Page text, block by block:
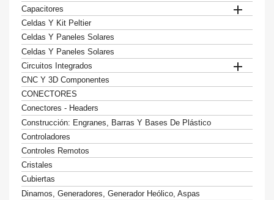
Capacitores

Celdas Y Kit Peltier
Celdas Y Paneles Solares
Celdas Y Paneles Solares
Circuitos Integrados

CNC Y 3D Componentes
CONECTORES
Conectores - Headers
Construcción: Engranes, Barras Y Bases De Plástico
Controladores
Controles Remotos
Cristales
Cubiertas
Dinamos, Generadores, Generador Heólico, Aspas